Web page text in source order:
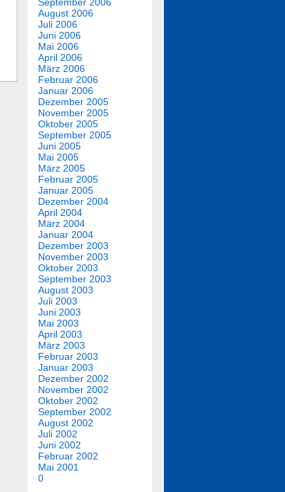
August 2006
Juli 2006
Juni 2006
Mai 2006
April 2006
März 2006
Februar 2006
Januar 2006
Dezember 2005
November 2005
Oktober 2005
September 2005
Juni 2005
Mai 2005
März 2005
Februar 2005
Januar 2005
Dezember 2004
April 2004
März 2004
Januar 2004
Dezember 2003
November 2003
Oktober 2003
September 2003
August 2003
Juli 2003
Juni 2003
Mai 2003
April 2003
März 2003
Februar 2003
Januar 2003
Dezember 2002
November 2002
Oktober 2002
September 2002
August 2002
Juli 2002
Juni 2002
Februar 2002
Mai 2001
0